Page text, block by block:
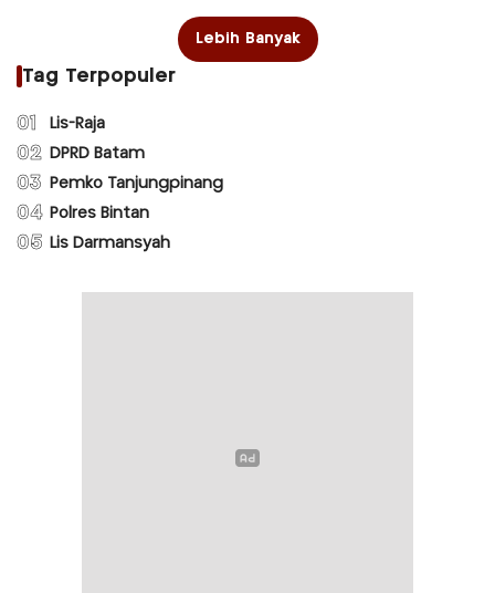
Lebih Banyak
Tag Terpopuler
01 Lis-Raja
02 DPRD Batam
03 Pemko Tanjungpinang
04 Polres Bintan
05 Lis Darmansyah